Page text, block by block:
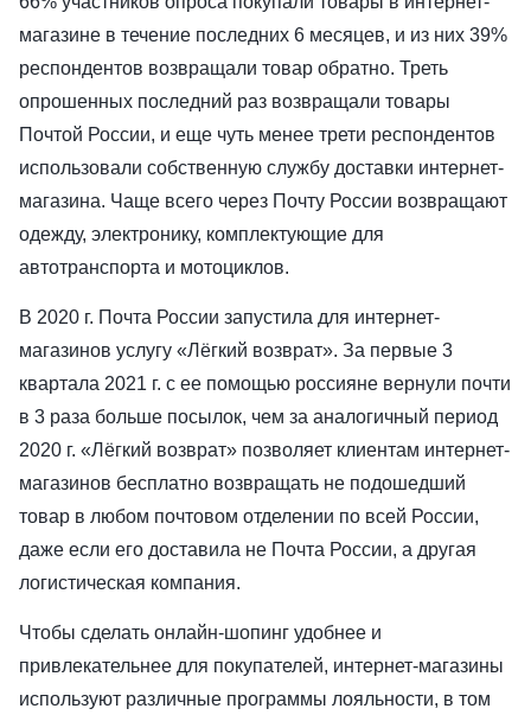
магазине в течение последних 6 месяцев, и из них 39%
респондентов возвращали товар обратно. Треть
опрошенных последний раз возвращали товары
Почтой России, и еще чуть менее трети респондентов
использовали собственную службу доставки интернет-
магазина. Чаще всего через Почту России возвращают
одежду, электронику, комплектующие для
автотранспорта и мотоциклов.
В 2020 г. Почта России запустила для интернет-
магазинов услугу «Лёгкий возврат». За первые 3
квартала 2021 г. с ее помощью россияне вернули почти
в 3 раза больше посылок, чем за аналогичный период
2020 г. «Лёгкий возврат» позволяет клиентам интернет-
магазинов бесплатно возвращать не подошедший
товар в любом почтовом отделении по всей России,
даже если его доставила не Почта России, а другая
логистическая компания.
Чтобы сделать онлайн-шопинг удобнее и
привлекательнее для покупателей, интернет-магазины
используют различные программы лояльности, в том